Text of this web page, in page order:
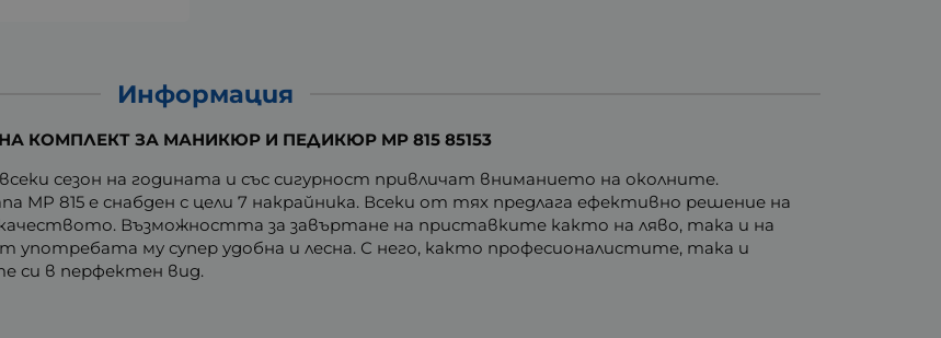
Информация
КОМПЛЕКТ ЗА МАНИКЮР И ПЕДИКЮР MP 815 85153
сезон на годината и със сигурност привличат вниманието на околните.
MP 815 е снабден с цели 7 накрайника. Всеки от тях предлага ефективно решение на
Възможността за завъртане на приставките както на ляво, така и на
употребата му супер удобна и лесна. С него, както професионалистите, така и
си в перфектен вид.